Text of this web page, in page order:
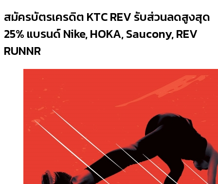
สมัครบัตรเครดิต KTC REV รับส่วนลดสูงสุด
25% แบรนด์ Nike, HOKA, Saucony, REV
RUNNR